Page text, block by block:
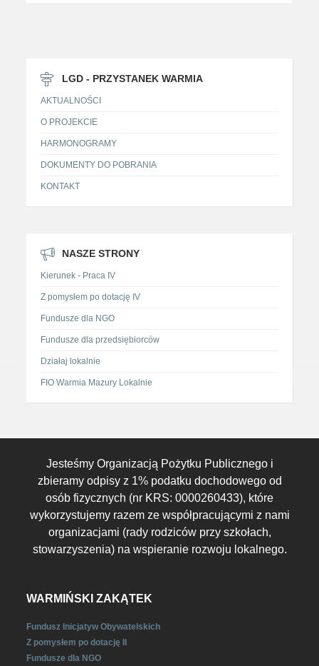
LGD - PRZYSTANEK WARMIA
AKTUALNOŚCI
O PROJEKCIE
HARMONOGRAMY
DOKUMENTY DO POBRANIA
KONTAKT
NASZE STRONY
Kierunek - Praca IV
Z pomysłem po dotację IV
Fundusze dla NGO
Fundusze dla przedsiębiorców
Działaj lokalnie
FIO Warmia Mazury Lokalnie
Jesteśmy Organizacją Pożytku Publicznego i
zbieramy odpisy z 1% podatku dochodowego od
osób fizycznych (nr KRS: 0000260433), które
wykorzystujemy razem ze współpracującymi z nami
organizacjami (rady rodziców przy szkołach,
stowarzyszenia) na wspieranie rozwoju lokalnego.
WARMIŃSKI ZAKĄTEK
Fundusz Inicjatyw Obywatelskich
Z pomysłem po dotację II
Fundusze dla NGO